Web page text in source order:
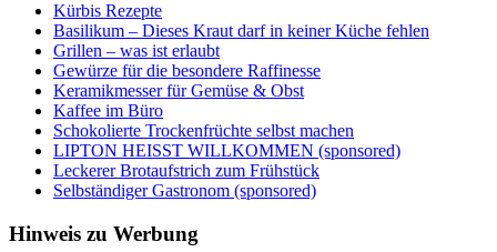
Kürbis Rezepte
Basilikum – Dieses Kraut darf in keiner Küche fehlen
Grillen – was ist erlaubt
Gewürze für die besondere Raffinesse
Keramikmesser für Gemüse & Obst
Kaffee im Büro
Schokolierte Trockenfrüchte selbst machen
LIPTON HEISST WILLKOMMEN (sponsored)
Leckerer Brotaufstrich zum Frühstück
Selbständiger Gastronom (sponsored)
Hinweis zu Werbung